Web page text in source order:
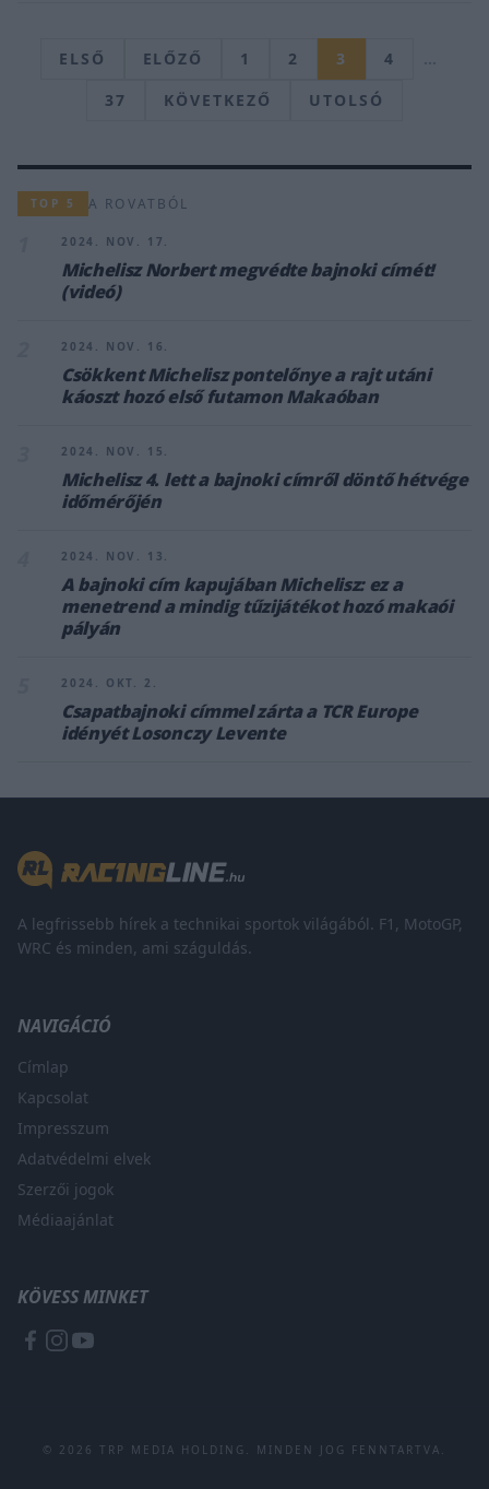
ELSŐ ELŐZŐ 1 2 3 4
…
37
KÖVETKEZŐ UTOLSÓ
TOP 5 A ROVATBÓL
2024. NOV. 17.
Michelisz Norbert megvédte bajnoki címét!
(videó)
2024. NOV. 16.
Csökkent Michelisz pontelőnye a rajt utáni
káoszt hozó első futamon Makaóban
2024. NOV. 15.
Michelisz 4. lett a bajnoki címről döntő hétvége
időmérőjén
2024. NOV. 13.
A bajnoki cím kapujában Michelisz: ez a
menetrend a mindig tűzijátékot hozó makaói
pályán
2024. OKT. 2.
Csapatbajnoki címmel zárta a TCR Europe
idényét Losonczy Levente
A legfrissebb hírek a technikai sportok világából. F1, MotoGP,
WRC és minden, ami száguldás.
NAVIGÁCIÓ
Címlap
Kapcsolat
Impresszum
Adatvédelmi elvek
Szerzői jogok
Médiaajánlat
KÖVESS MINKET
© 2026 TRP MEDIA HOLDING. MINDEN JOG FENNTARTVA.